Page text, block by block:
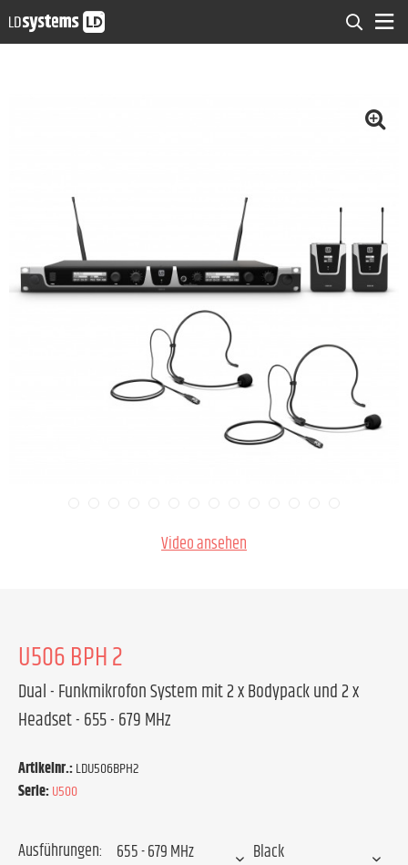
Video ansehen
U506 BPH 2
Dual - Funkmikrofon System mit 2 x Bodypack und 2 x
Headset - 655 - 679 MHz
Artikelnr.:LDU506BPH2
Serie:U500
Ausführungen: